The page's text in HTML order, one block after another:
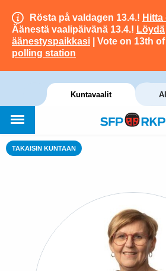
Rösta på valdagen 13.4.! Hitta
Äänestä vaalipäivänä 13.4.! Löydä
äänestyspaikkasi | Vote on 13th
polling station
Kuntavaalit
TAKAISIN KUNTAAN